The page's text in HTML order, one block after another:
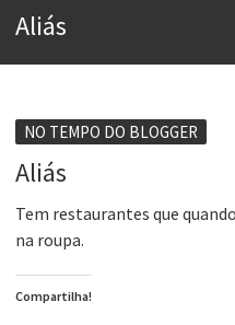
Se queres salvar o mundo, o
Tem que filmar isso daí
A construção da urbanidade
Aprender a fracassar é o
Aliás
NO TEMPO DO BLOGGER
Aliás
Tem restaurantes que
na roupa.
Compartilha!